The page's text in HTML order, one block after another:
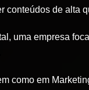
conteúdos de alta
uma empresa
como em